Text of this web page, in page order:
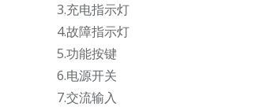
3.充电指示灯
4.故障指示灯
5.功能按键
6.电源开关
7.交流输入